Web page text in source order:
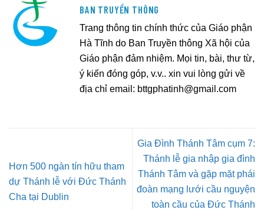
BAN TRUYỀN THÔNG
Trang thông tin chính thức của Giáo phận
Hà Tĩnh do Ban Truyền thông Xã hội của
Giáo phận đảm nhiệm. Mọi tin, bài, thư từ,
ý kiến đóng góp, v.v.. xin vui lòng gửi về
địa chỉ email: bttgphatinh@gmail.com
Hơn 500 ngàn tín hữu tham
dự Thánh lễ với Đức Thánh
Cha tại Dublin
Gia Đình Thánh Tâm cụm 7:
Thánh lễ gia nhập gia đình
Thánh Tâm và gặp mặt phái
đoàn mạng lưới cầu nguyện
toàn cầu của Đức Thánh